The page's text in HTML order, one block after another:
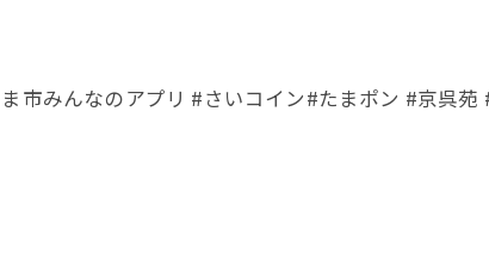
市みんなのアプリ #さいコイン#たまポン #京呉苑